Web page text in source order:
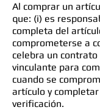
Al comprar un
que: (i) es
completa del
comprometerse a
celebra un
vinculante para
cuando se
artículo y
verificación.